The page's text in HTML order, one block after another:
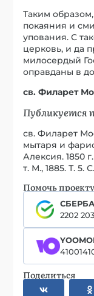
Таким
покаяния и
упования. С
церковь, и да
милосердый
оправданы в
св. Филарет
Публикуется
св. Филарет
мытаря и
Алексия. 1850
т. М., 1885. Т. 5.
Помочь проекту
2202
Поделиться